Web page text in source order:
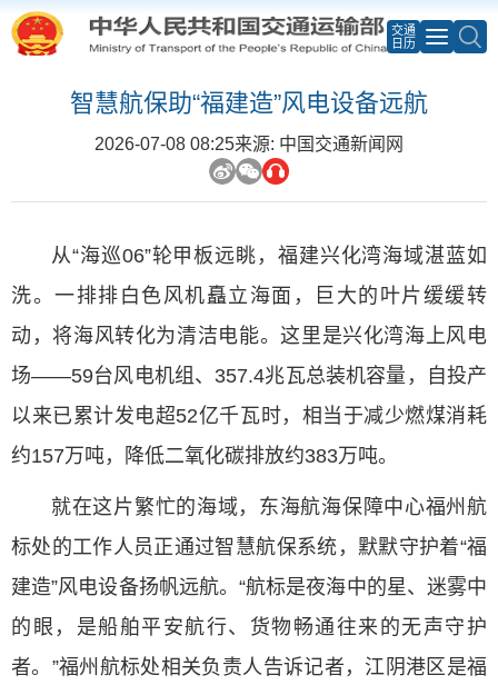
交通
日历
智慧航保助“福建造”风电设备远航
2026-07-08 08:25来源: 中国交通新闻网
从“海巡06”轮甲板远眺，福建兴化湾海域湛蓝如
洗。一排排白色风机矗立海面，巨大的叶片缓缓转
动，将海风转化为清洁电能。这里是兴化湾海上风电
场——59台风电机组、357.4兆瓦总装机容量，自投产
以来已累计发电超52亿千瓦时，相当于减少燃煤消耗
约157万吨，降低二氧化碳排放约383万吨。
就在这片繁忙的海域，东海航海保障中心福州航
标处的工作人员正通过智慧航保系统，默默守护着“福
建造”风电设备扬帆远航。“航标是夜海中的星、迷雾中
的眼，是船舶平安航行、货物畅通往来的无声守护
者。”福州航标处相关负责人告诉记者，江阴港区是福